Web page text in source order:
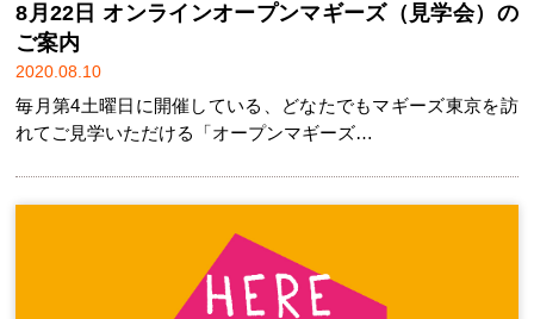
8月22日 オンラインオープンマギーズ（見学会）の
ご案内
2020.08.10
毎月第4土曜日に開催している、どなたでもマギーズ東京を訪
れてご見学いただける「オープンマギーズ…